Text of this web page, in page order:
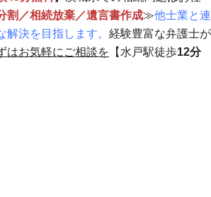
割／相続放棄／遺言書作成≫他士業と連
解決を目指します。 経験豊富な弁護士が
はお気軽にご相談を 【水戸駅徒歩12分